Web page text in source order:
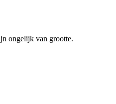
ongelijk van grootte.